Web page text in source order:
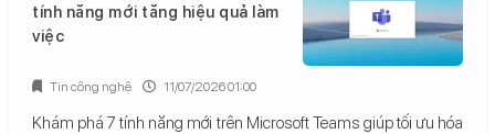
tính năng mới tăng hiệu quả làm
việc
Khám phá 7 tính năng mới trên Microsoft Teams giúp tối ưu hóa
Tin công nghệ 11/07/2026 01:00